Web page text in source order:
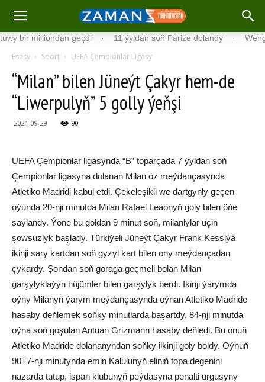
milliondan geçdi · 11 ýyldan soň Pariže dolandy ·
Esasy Sport UEFA Çempionlar Ligasy
“Milan” bilen Jüneýt Çakyr hem-de
“Liwerpulyň” 5 golly ýeňşi
2021-09-29 90
UEFA Çempionlar ligasynda “B” toparçada 7 ýyldan soň
Çempionlar ligasyna dolanan Milan öz meýdançasynda
Atletiko Madridi kabul etdi. Çekeleşikli we dartgynly geçen
oýunda 20-nji minutda Milan Rafael Leaonyň goly bilen öňe
saýlandy. Ýöne bu goldan 9 minut soň, milanlylar üçin
şowsuzlyk başlady. Türkiýeli Jüneýt Çakyr Frank Kessiýä
ikinji sary kartdan soň gyzyl kart bilen ony meýdançadan
çykardy. Şondan soň goraga geçmeli bolan Milan
garşylyklaýyn hüjümler bilen garşylyk berdi. Ikinji ýarymda
oýny Milanyň ýarym meýdançasynda oýnan Atletiko Madride
hasaby deňlemek soňky minutlarda başartdy. 84-nji minutda
oýna soň goşulan Antuan Grizmann hasaby deňledi. Bu onuň
Atletiko Madride dolananyndan soňky ilkinji goly boldy. Oýnuň
90+7-nji minutynda emin Kalulunyň eliniň topa degenini
nazarda tutup, ispan klubunyň peýdasyna penalti urgusyny